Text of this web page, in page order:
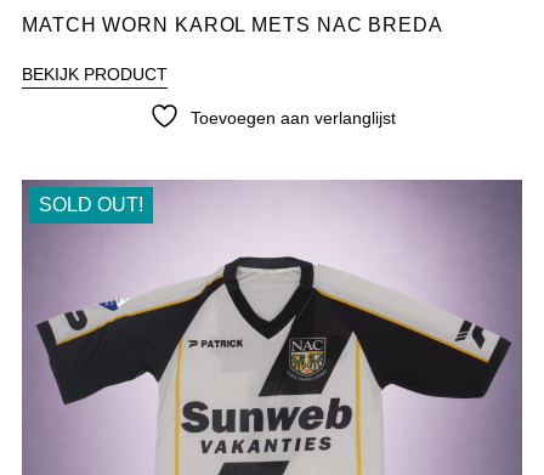
MATCH WORN KAROL METS NAC BREDA
BEKIJK PRODUCT
Toevoegen aan verlanglijst
SOLD OUT!